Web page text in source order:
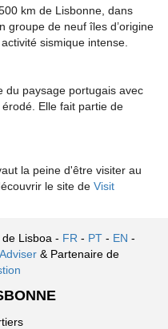
km de Lisbonne, dans
groupe de neuf îles d’origine
sismique intense.
du paysage portugais avec
Elle fait partie de
la peine d'être visiter au
le site de Visit
Lisboa - FR - PT - EN -
& Partenaire de